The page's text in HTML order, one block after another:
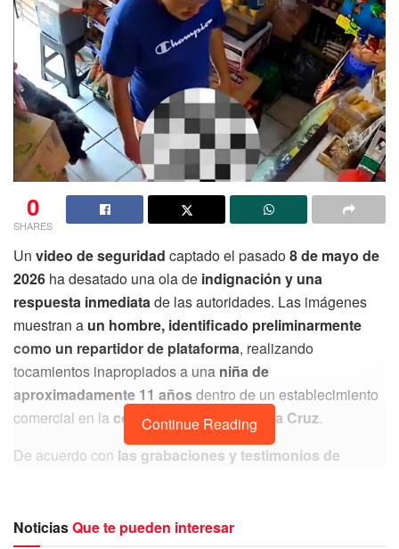
0
SHARES
Un video de seguridad captado el pasado8 de mayo de
2026 ha desatado una ola de indignación y una
respuesta inmediatade las autoridades. Las imágenes
muestran a un hombre, identificado preliminarmente
como un repartidor de plataforma, realizando
tocamientos inapropiados a una niña de
aproximadamente 11 añosdentro de un establecimiento
comercial en lacolonia Santa Elena de la Cruz.
De acuerdo con las grabaciones y testimonios de
encontraba realizando compras,fue abordada por el
Continue Reading
NoticiasQue te pueden interesar